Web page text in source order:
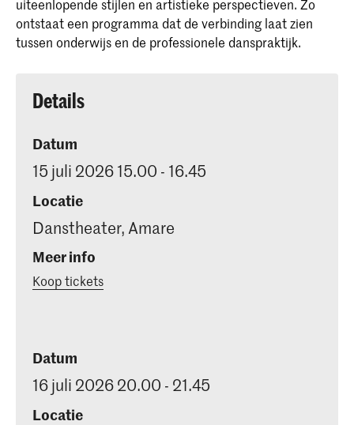
uiteenlopende stijlen en artistieke perspectieven. Zo
ontstaat een programma dat de verbinding laat zien
tussen onderwijs en de professionele danspraktijk.
Details
Datum
15 juli 2026 15.00 - 16.45
Locatie
Danstheater, Amare
Meer info
Koop tickets
Datum
16 juli 2026 20.00 - 21.45
Locatie